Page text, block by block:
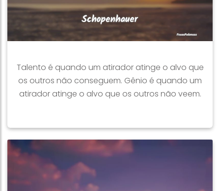
Talento é quando um atirador atinge o alvo que
os outros não conseguem. Gênio é quando um
atirador atinge o alvo que os outros não veem.